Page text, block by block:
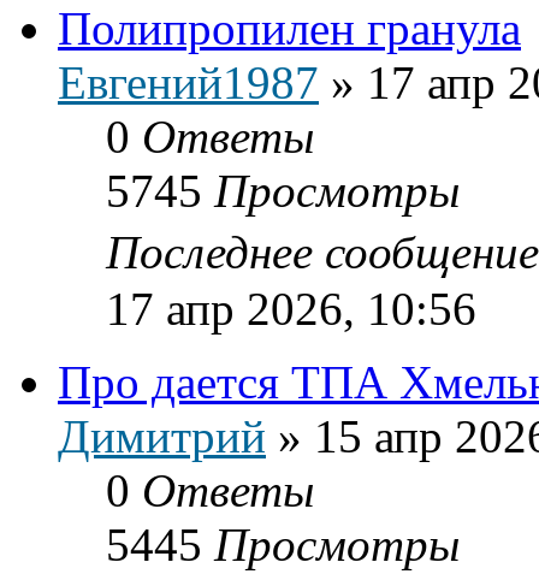
Полипропилен гранула
Евгений1987 » 17 апр
0 Ответы
5745 Просмотры
Последнее
17 апр 2026, 10:56
Про дается ТПА
Димитрий » 15 апр
0 Ответы
5445 Просмотры